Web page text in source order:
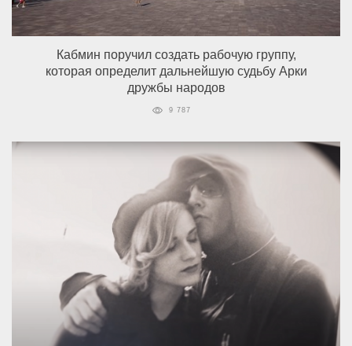
Кабмин поручил создать рабочую группу,
которая определит дальнейшую судьбу Арки
дружбы народов
9 787